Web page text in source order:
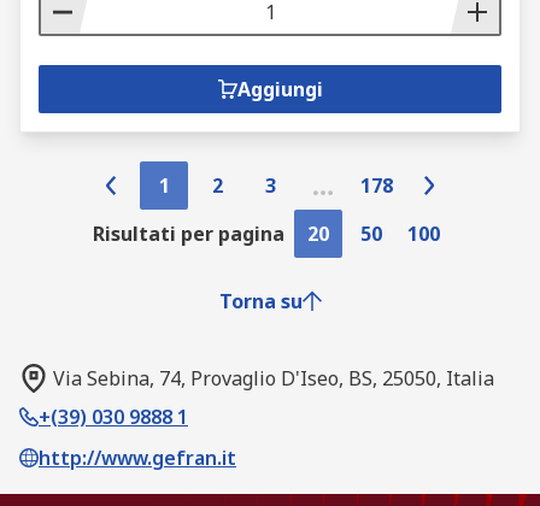
Aggiungi
1 2 3
178
Risultati per pagina
20 50 100
Torna su
Via Sebina, 74, Provaglio D'Iseo, BS, 25050, Italia
+(39) 030 9888 1
http://www.gefran.it